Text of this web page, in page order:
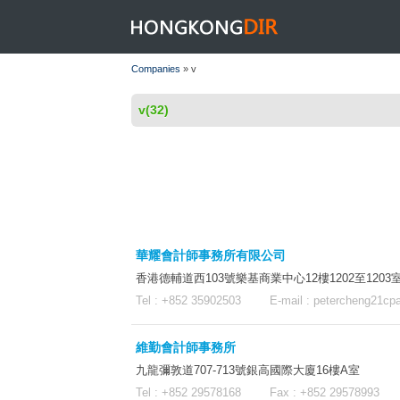
HONGKONGDIR
Companies » v
v(32)
華耀會計師事務所有限公司
香港德輔道西103號樂基商業中心12樓1202至1203
Tel : +852 35902503 E-mail :
維勤會計師事務所
九龍彌敦道707-713號銀高國際大廈16樓A室
Tel : +852 29578168 Fax : +852 29578993